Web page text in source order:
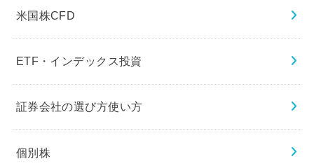
米国株CFD
ETF・インデックス投資
証券会社の選び方使い方
個別株